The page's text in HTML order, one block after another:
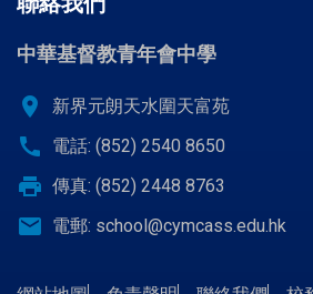
中華基督教青年會中學
location_on 新界元朗天水圍天富苑
call 電話: (852) 2540 8650
print 傳真: (852) 2448 8763
email 電郵: school@cymcass.edu.hk